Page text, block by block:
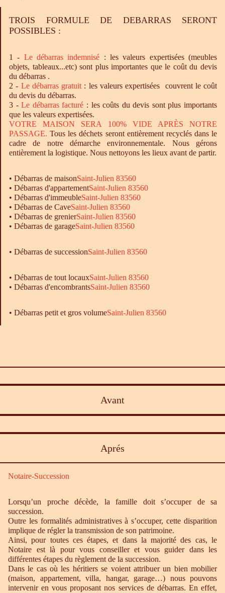
TROIS FORMULE DE DEBARRAS SERONT
POSSIBLES :
1 - Ledébarras indemnisé : les valeurs expertisées (meubles
objets, tableaux...etc) sont plus importantes que le coût du devis
du débarras .
2 - Le débarrasgratuit : les valeurs expertisées couvrent le coût
du devis du débarras.
3 -Le débarrasfacturé : les coûts du devis sont plus importants
que les valeurs expertisées.
VOTRE MAISON SERA 100% VIDE APRÈS NOTRE
PASSAGE. Tous les déchets seront entièrement recyclés dans le
cadre de notre démarche environnementale. Nous gérons
entièrement la logistique. Nous nettoyons les lieux avant de partir.
• Débarras de maisonSaint-Julien 83560
• Débarras d'appartementSaint-Julien 83560
• Débarras d'immeubleSaint-Julien 83560
• Débarras de CaveSaint-Julien 83560
• Débarras de grenierSaint-Julien 83560
• Débarras de garageSaint-Julien 83560
• Débarras de successionSaint-Julien 83560
• Débarras de tout locauxSaint-Julien 83560
• Débarras d'encombrantsSaint-Julien 83560
• Débarras petit et gros volumeSaint-Julien 83560
Avant
Aprés
Notaire-Succession
Lorsqu’un proche décède, la famille doit s’occuper de sa
succession.
Outre les formalités administratives à s’occuper, cette disparition
implique de régler la transmission de son patrimoine.
Ainsi, pour toutes ces étapes, et dans la majorité des cas, le
Notaire est là pour vous conseiller et vous guider dans les
différentes étapes du règlement de la succession.
Dans le cas où les héritiers se voient attribuer un bien mobilier
(maison, appartement, villa, hangar, garage…) nous pouvons
intervenir en vous proposant nos services de débarras. En effet,